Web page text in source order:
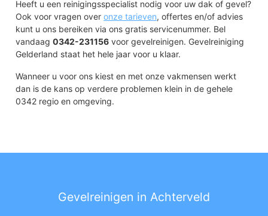
Heeft u een reinigingsspecialist nodig voor uw dak of gevel?
Ook voor vragen overonze tarieven, offertes en/of advies
kunt u ons bereiken via ons gratis servicenummer. Bel
vandaag0342-231156 voor gevelreinigen. Gevelreiniging
Gelderland staat het hele jaar voor u klaar.
Wanneer u voor ons kiest en met onze vakmensen werkt
dan is de kans op verdere problemen klein in de gehele
0342 regio en omgeving.
Gevelreinigen in Achterveld